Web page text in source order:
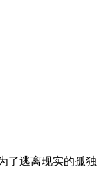
逃离现实的孤独